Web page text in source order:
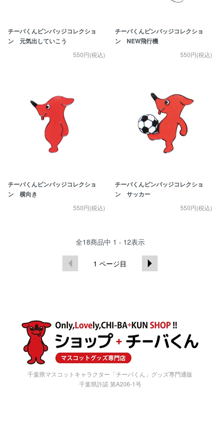
チーバくんピンバッジコレクショ
ン 元気出していこう
550円(税込)
チーバくんピンバッジコレクショ
ン NEW飛行機
550円(税込)
チーバくんピンバッジコレクショ
ン 横向き
550円(税込)
チーバくんピンバッジコレクショ
ン サッカー
550円(税込)
全18商品中 1 - 12表示
1 ページ目
千葉県マスコットキャラクター「チーバくん」グッズ専門通販
千葉県許諾 第A206-1号